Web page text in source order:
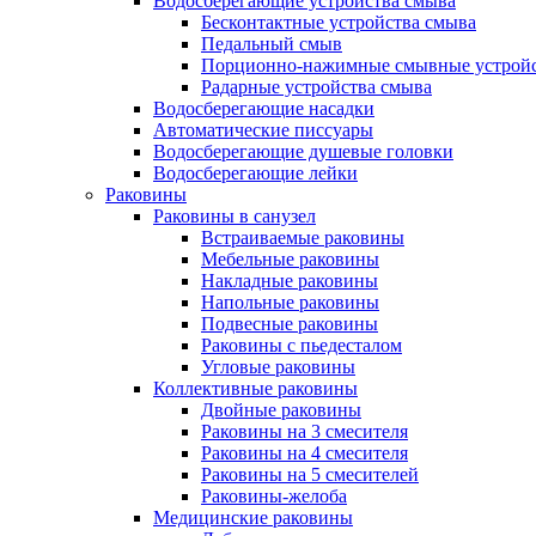
Бесконтактные устройства смыва
Педальный смыв
Порционно-нажимные смывные
Радарные устройства смыва
Водосберегающие насадки
Автоматические писсуары
Водосберегающие душевые головки
Водосберегающие лейки
Раковины
Раковины в санузел
Встраиваемые раковины
Мебельные раковины
Накладные раковины
Напольные раковины
Подвесные раковины
Раковины с пьедесталом
Угловые раковины
Коллективные раковины
Двойные раковины
Раковины на 3 смесителя
Раковины на 4 смесителя
Раковины на 5 смесителей
Раковины-желоба
Медицинские раковины